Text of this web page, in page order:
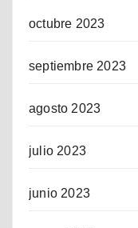
octubre 2023
septiembre 2023
agosto 2023
julio 2023
junio 2023